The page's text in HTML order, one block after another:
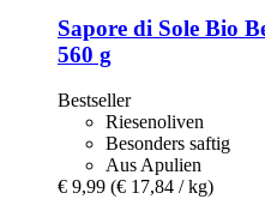
Sapore di Sole Bio
560 g
Bestseller
Riesenoliven
Besonders saftig
Aus Apulien
€ 9,99 (€ 17,84 / kg)